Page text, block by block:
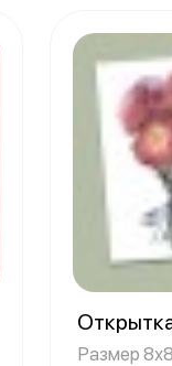
Размер